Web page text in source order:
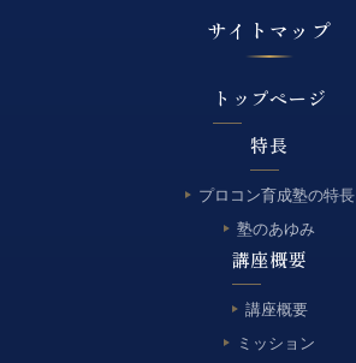
サイトマップ
トップページ
特長
プロコン育成塾の特長
塾のあゆみ
講座概要
講座概要
ミッション